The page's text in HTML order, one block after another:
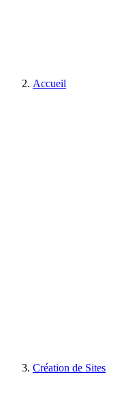
Accueil
Création de Sites